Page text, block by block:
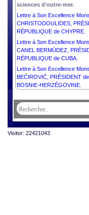
sciences d’outre-mer.
Lettre à Son Excellence
CHRISTODOULIDES,
RÉPUBLIQUE de CHYPRE.
Lettre à Son Excellence
CANEL BERMÚDEZ,
RÉPUBLIQUE de CUBA.
Lettre à Son Excellence
BEĆIROVIĆ, PRÉSIDENT
BOSNIE-HERZÉGOVINE.
Visitor: 22421043